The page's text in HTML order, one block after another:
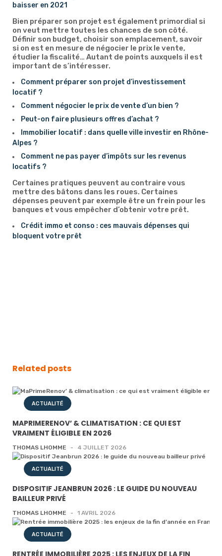
baisser en 2021
Bien préparer son projet est également primordial si
on veut mettre toutes les chances de son côté.
Définir son budget, choisir son emplacement, savoir
si on est en mesure de négocier le prix le vente,
étudier la fiscalité… Autant de points auxquels il est
important de s’intéresser.
Comment préparer son projet d’investissement
locatif ?
Comment négocier le prix de vente d’un bien ?
Peut-on faire plusieurs offres d’achat ?
Immobilier locatif : dans quelle ville investir en Rhône-
Alpes ?
Comment ne pas payer d’impôts sur les revenus
locatifs ?
Certaines pratiques peuvent au contraire vous
mettre des bâtons dans les roues. Certaines
dépenses peuvent par exemple être un frein pour les
banques et vous empêcher d’obtenir votre prêt.
Crédit immo et conso : ces mauvais dépenses qui
bloquent votre prêt
Related posts
ACTUALITÉ
MAPRIMERENOV’ & CLIMATISATION : CE QUI EST
VRAIMENT ÉLIGIBLE EN 2026
THOMAS LHOMME - 4 JUILLET 2026
ACTUALITÉ
DISPOSITIF JEANBRUN 2026 : LE GUIDE DU NOUVEAU
BAILLEUR PRIVÉ
THOMAS LHOMME - 1 AVRIL 2026
ACTUALITÉ
RENTRÉE IMMOBILIÈRE 2025 : LES ENJEUX DE LA FIN